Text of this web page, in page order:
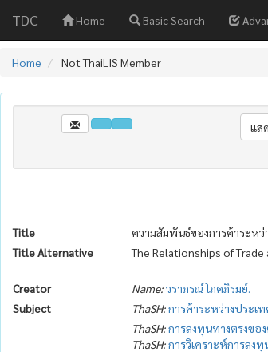
TDC Home Basic Search
Home Not ThaiLIS Member
Title
ความสัมพันธ์ของการค้าระหว่
Title Alternative
The Relationships of
Creator Name:วราภรณ์ โภคภิรมย์.
Subject
ThaSH:การค้าระหว่างประเท
ThaSH:การลงทุนทางตรงขอ
ThaSH:การวิเคราะห์การลงทุ